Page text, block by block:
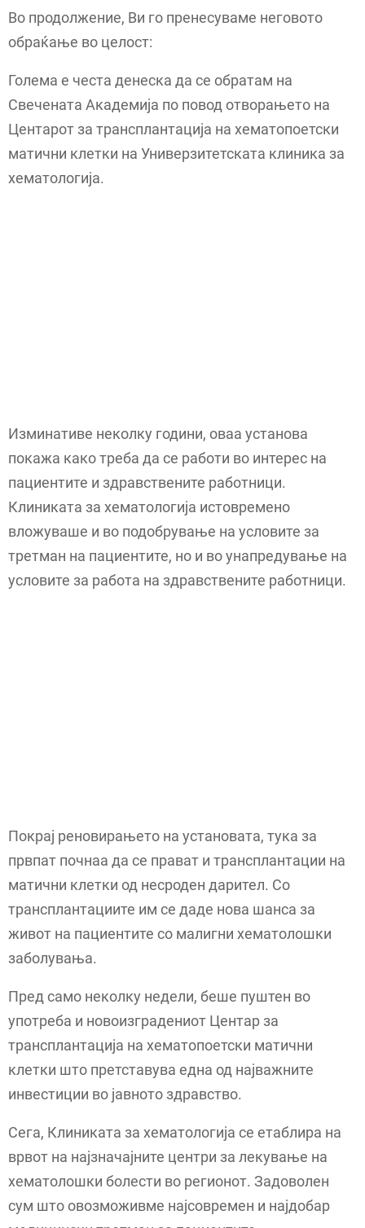
Во продолжение, Ви го пренесуваме неговото
обраќање во целост:
Голема е честа денеска да се обратам на
Свечената Академија по повод отворањето на
Центарот за трансплантација на хематопоетски
матични клетки на Универзитетската клиника за
хематологија.
Изминативе неколку години, оваа установа
покажа како треба да се работи во интерес на
пациентите и здравствените работници.
Клиниката за хематологија истовремено
вложуваше и во подобрување на условите за
третман на пациентите, но и во унапредување на
условите за работа на здравствените работници.
Покрај реновирањето на установата, тука за
првпат почнаа да се прават и трансплантации на
матични клетки од несроден дарител. Со
трансплантациите им се даде нова шанса за
живот на пациентите со малигни хематолошки
заболувања.
Пред само неколку недели, беше пуштен во
употреба и новоизградениот Центар за
трансплантација на хематопоетски матични
клетки што претставува една од најважните
инвестиции во јавното здравство.
Сега, Клиниката за хематологија се етаблира на
врвот на најзначајните центри за лекување на
хематолошки болести во регионот. Задоволен
сум што овозможивме најсовремен и најдобар